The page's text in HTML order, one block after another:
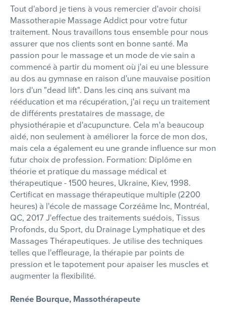
Tout d'abord je tiens à vous remercier d'avoir choisi
Massotherapie Massage Addict pour votre futur
traitement. Nous travaillons tous ensemble pour nous
assurer que nos clients sont en bonne santé. Ma
passion pour le massage et un mode de vie sain a
commencé à partir du moment où j'ai eu une blessure
au dos au gymnase en raison d'une mauvaise position
lors d'un "dead lift". Dans les cinq ans suivant ma
rééducation et ma récupération, j'ai reçu un traitement
de différents prestataires de massage, de
physiothérapie et d'acupuncture. Cela m'a beaucoup
aidé, non seulement à améliorer la force de mon dos,
mais cela a également eu une grande influence sur mon
futur choix de profession. Formation: Diplôme en
théorie et pratique du massage médical et
thérapeutique - 1500 heures, Ukraine, Kiev, 1998.
Certificat en massage thérapeutique multiple (2200
heures) à l'école de massage Corzéâme Inc, Montréal,
QC, 2017 J'effectue des traitements suédois, Tissus
Profonds, du Sport, du Drainage Lymphatique et des
Massages Thérapeutiques. Je utilise des techniques
telles que l'effleurage, la thérapie par points de
pression et le tapotement pour apaiser les muscles et
augmenter la flexibilité.
Renée Bourque, Massothérapeute